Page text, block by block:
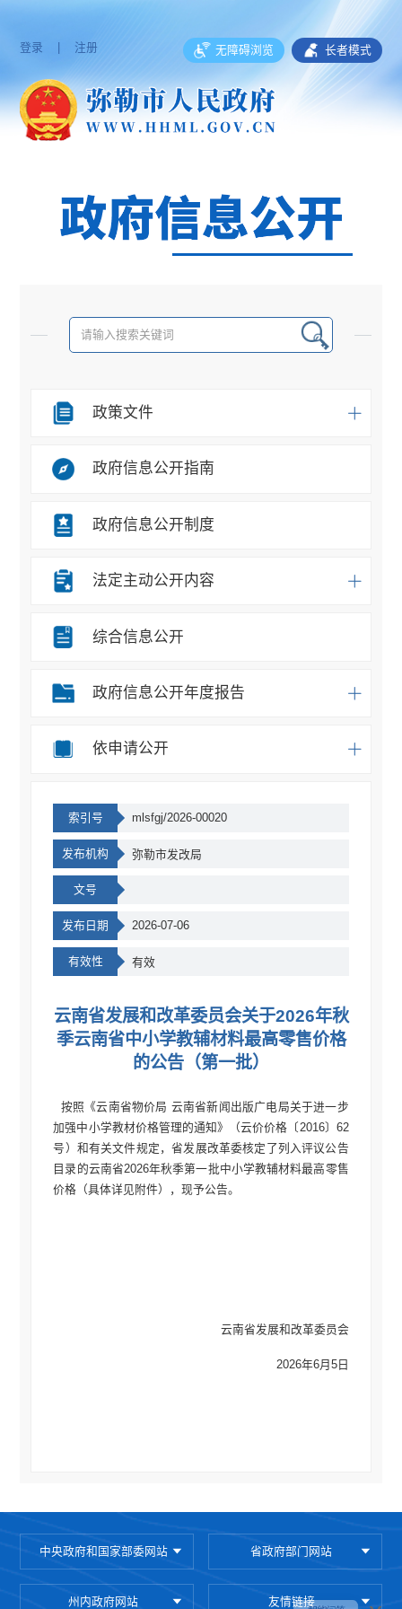
登录 | 注册 无障碍浏览 长者模式
政策文件
政府信息公开指南
政府信息公开制度
法定主动公开内容
综合信息公开
政府信息公开年度报告
依申请公开
索引号 mlsfgj/2026-00020
发布机构 弥勒市发改局
文号
发布日期 2026-07-06
有效性 有效
云南省发展和改革委员会关于2026年秋
季云南省中小学教辅材料最高零售价格
的公告（第一批）
按照《云南省物价局 云南省新闻出版广电局关于进一步
加强中小学教材价格管理的通知》（云价价格〔2016〕62
号）和有关文件规定，省发展改革委核定了列入评议公告
目录的云南省2026年秋季第一批中小学教辅材料最高零售
价格（具体详见附件），现予公告。
云南省发展和改革委员会
2026年6月5日
中央政府和国家部委网站 省政府部门网站
州内政府网站 友情链接